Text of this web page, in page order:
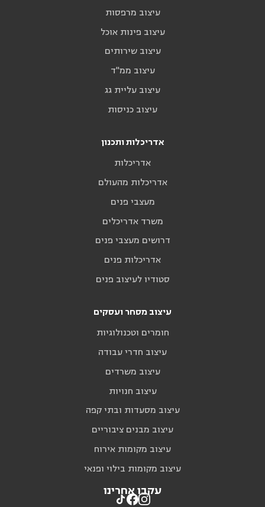
עיצוב מרפסות
עיצוב פינות אוכל
עיצוב שירותים
עיצוב ממ"ד
עיצוב עליית גג
עיצוב כניסות
אדריכלות ותכנון
אדריכלות
אדריכלות מהעולם
מעצבי פנים
משרד אדריכלים
דרושים מעצבי פנים
אדריכלות פנים
סטודיו לעיצוב פנים
עיצוב מסחר ועסקים
חומרים וטכנולוגיות
עיצוב חדרי עבודה
עיצוב משרדים
עיצוב חנויות
עיצוב מסעדות ובתי קפה
עיצוב מבנים ציבוריים
עיצוב מקומות אירוח
עיצוב מקומות בילוי ופנאי
עקבו אחרינו